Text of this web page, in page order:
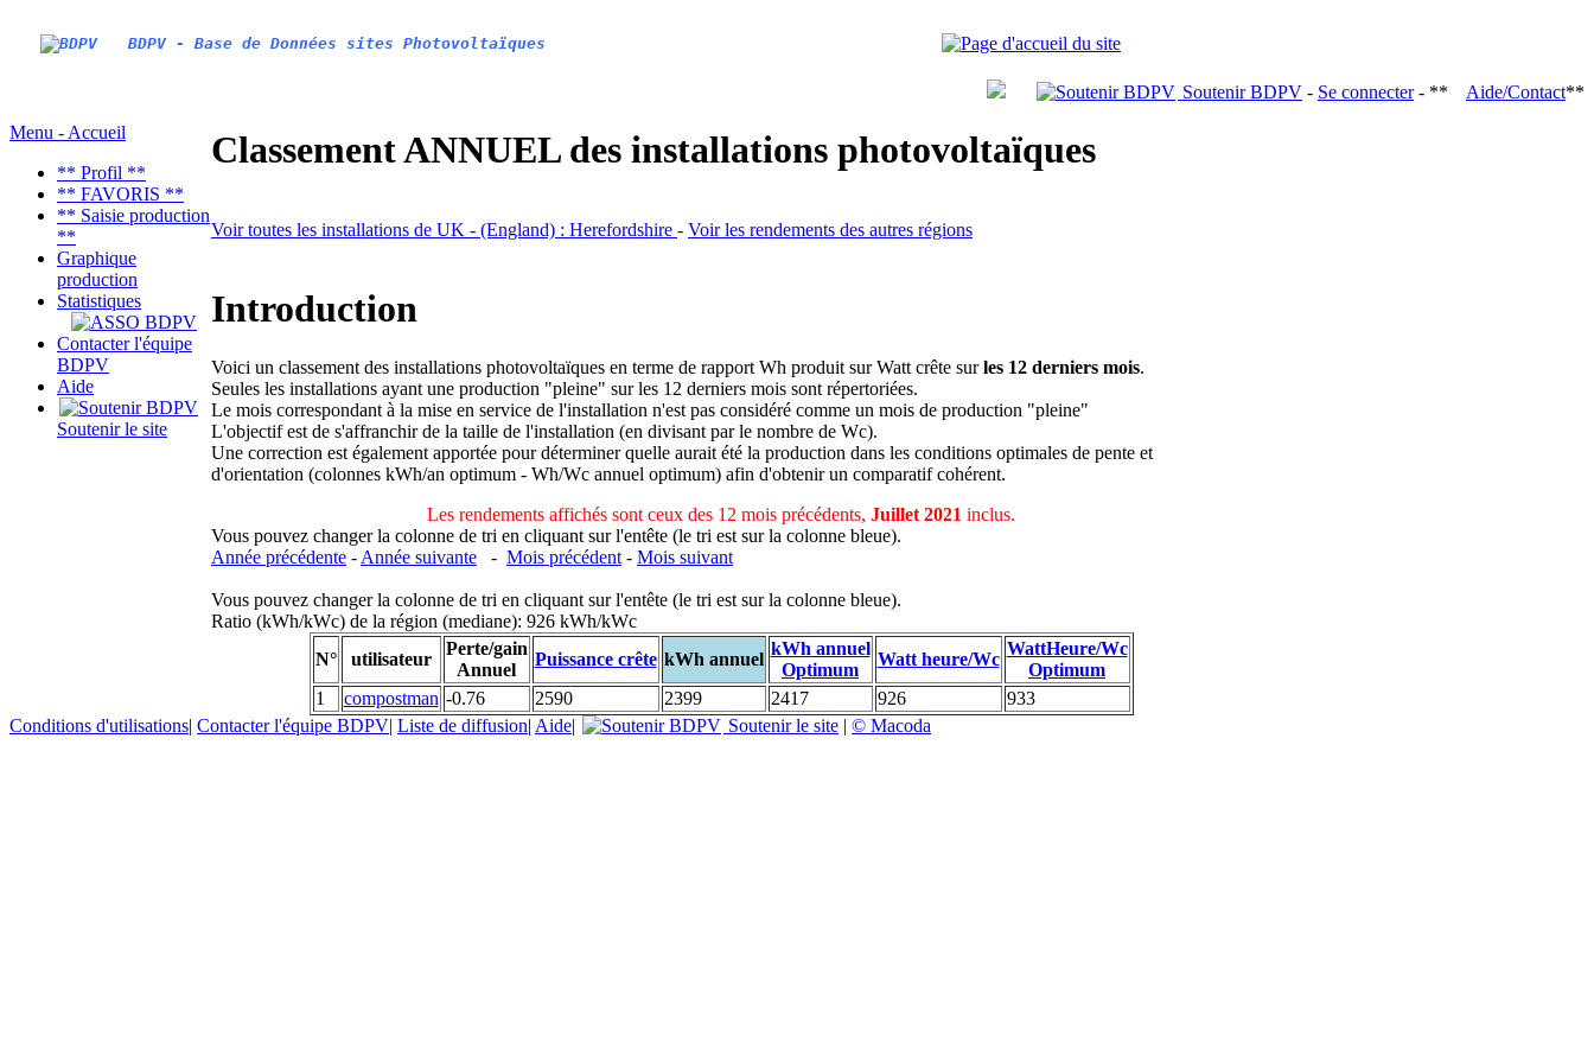
BDPV - Base de Données sites Photovoltaïques
Soutenir BDPV - Se connecter- ** Aide/Contact**
Menu - Accueil
** Profil **
** FAVORIS **
** Saisie production
**
Graphique
production
Statistiques
Contacter l'équipe
BDPV
Aide
Soutenir le site
Classement ANNUEL des installations photovoltaïques
Voir toutes les installations de UK - (England) : Herefordshire - Voir les rendements des autres régions
Introduction
Voici un classement des installations photovoltaïques en terme de rapport Wh produit sur Watt crête surles 12 derniers mois.
Seules les installations ayant une production "pleine" sur les 12 derniers mois sont répertoriées.
Le mois correspondant à la mise en service de l'installation n'est pas considéré comme un mois de production "pleine"
L'objectif est de s'affranchir de la taille de l'installation (en divisant par le nombre de Wc).
Une correction est également apportée pour déterminer quelle aurait été la production dans les conditions optimales de pente et
d'orientation (colonnes kWh/an optimum - Wh/Wc annuel optimum) afin d'obtenir un comparatif cohérent.
Les rendements affichés sont ceux des 12 mois précédents, Juillet 2021 inclus.
Vous pouvez changer la colonne de tri en cliquant sur l'entête (le tri est sur la colonne bleue).
Année précédente - Année suivante - Mois précédent - Mois suivant
Vous pouvez changer la colonne de tri en cliquant sur l'entête (le tri est sur la colonne bleue).
Ratio (kWh/kWc) de la région (mediane): 926 kWh/kWc
N°
utilisateur
Perte/gain
Annuel
Puissance crête kWh annuel
kWh annuel
Optimum
Watt heure/Wc
WattHeure/Wc
Optimum
1
compostman -0.76 2590 2399 2417 926
933
Conditions d'utilisations| Contacter l'équipe BDPV| Liste de diffusion| Aide| Soutenir le site | © Macoda